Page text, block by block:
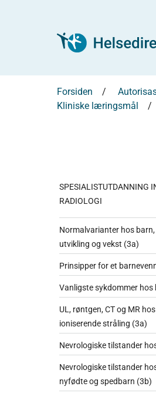
Forsiden
Kliniske læringsmål
SPESIALISTUTDANNING
RADIOLOGI
Normalvarianter hos
utvikling og vekst (3a)
Prinsipper for et
Vanligste sykdommer hos
UL, røntgen, CT og MR
ioniserende stråling (3a)
Nevrologiske tilstander
Nevrologiske tilstander
nyfødte og spedbarn (3b)